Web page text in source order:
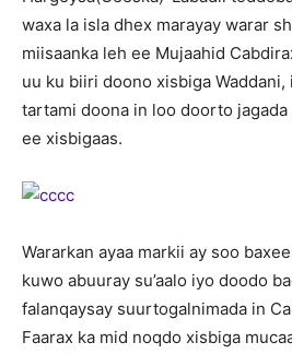
waxa la isla dhex marayay warar
miisaanka leh ee Mujaahid
uu ku biiri doono xisbiga Waddani,
tartami doona in loo doorto
ee xisbigaas.
Wararkan ayaa markii ay soo
kuwo abuuray su’aalo iyo doodo
falanqaysay suurtogalnimada in
Faarax ka mid noqdo xisbiga